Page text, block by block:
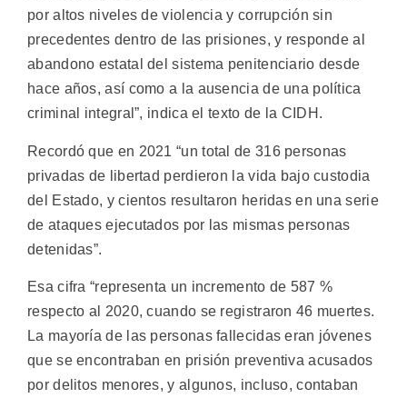
por altos niveles de violencia y corrupción sin
precedentes dentro de las prisiones, y responde al
abandono estatal del sistema penitenciario desde
hace años, así como a la ausencia de una política
criminal integral”, indica el texto de la CIDH.
Recordó que en 2021 “un total de 316 personas
privadas de libertad perdieron la vida bajo custodia
del Estado, y cientos resultaron heridas en una serie
de ataques ejecutados por las mismas personas
detenidas”.
Esa cifra “representa un incremento de 587 %
respecto al 2020, cuando se registraron 46 muertes.
La mayoría de las personas fallecidas eran jóvenes
que se encontraban en prisión preventiva acusados
por delitos menores, y algunos, incluso, contaban